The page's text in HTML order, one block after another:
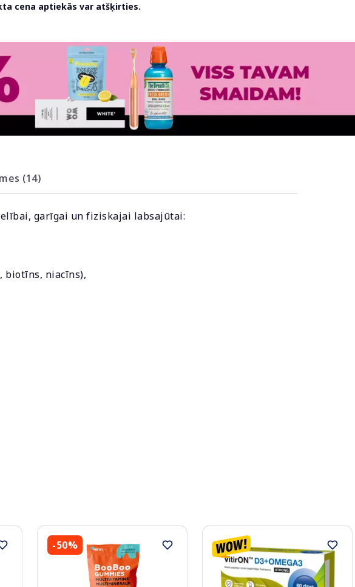
cena aptiekās var atšķirties.
(14)
garīgai un fiziskajai labsajūtai:
biotīns, niacīns),
-50%